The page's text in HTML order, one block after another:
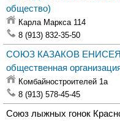
общество)
Карла Маркса 114
8 (913) 832-35-50
СОЮЗ КАЗАКОВ ЕНИСЕЯ
общественная
Комбайностроителей 1а
8 (913) 578-45-45
Союз лыжных гонок